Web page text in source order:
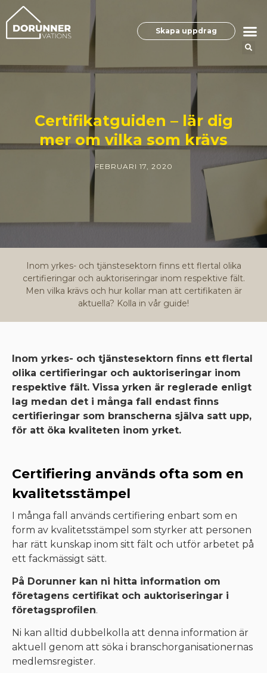
Skapa uppdrag
Certifikatguiden – lär dig
mer om vilka som krävs
FEBRUARI 17, 2020
Inom yrkes- och tjänstesektorn finns ett flertal olika
certifieringar och auktoriseringar inom respektive fält.
Men vilka krävs och hur kollar man att certifikaten är
aktuella? Kolla in vår guide!
Inom yrkes- och tjänstesektorn finns ett flertal
olika certifieringar och auktoriseringar inom
respektive fält. Vissa yrken är reglerade enligt
lag medan det i många fall endast finns
certifieringar som branscherna själva satt upp,
för att öka kvaliteten inom yrket.
Certifiering används ofta som en
kvalitetsstämpel
I många fall används certifiering enbart som en
form av kvalitetsstämpel som styrker att personen
har rätt kunskap inom sitt fält och utför arbetet på
ett fackmässigt sätt.
På Dorunner kan ni hitta information om
företagens certifikat och auktoriseringar i
företagsprofilen.
Ni kan alltid dubbelkolla att denna information är
aktuell genom att söka i branschorganisationernas
medlemsregister.